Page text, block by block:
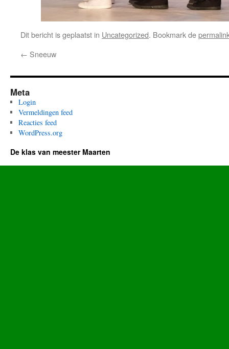
Dit bericht is geplaatst in Uncategorized. Bookmark de
← Sneeuw
Meta
Login
Vermeldingen feed
Reacties feed
WordPress.org
De klas van meester Maarten